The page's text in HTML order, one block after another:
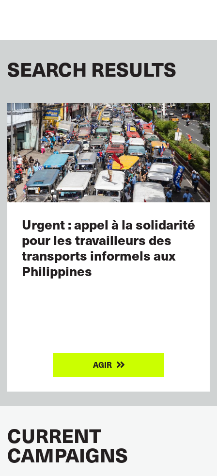
SEARCH RESULTS
Urgent : appel à la solidarité
pour les travailleurs des
transports informels aux
Philippines
AGIR
CURRENT
CAMPAIGNS